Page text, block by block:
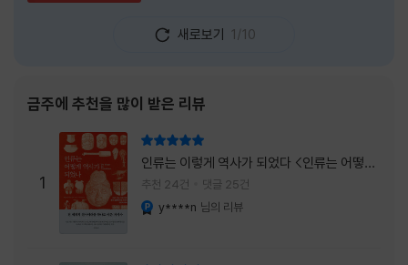
넘어가 있었다. 소설을 읽으면서 잘 만든 단편
애니메이션 여러 편을 차례로 보는 기분이 들었
선명하게 그려졌고, 한 편이 끝날 때마다 질문
이 뒤따라왔다. 감출 수 없는 세계는 더 다정할
까 「등껍질」의 세계에서 사람들은 저마다 다른
등껍질을 달고 살아간다. 몸의 일부이면서 한
사람을 표현하는 수단
새로보기 1/10
금주에 추천을 많이 받은 리뷰
1
인류는 이렇게 역사가 되었다 <인류는 어떻게
역사가 되었나>
추천 24건 댓글 25건
y****n 님의 리뷰